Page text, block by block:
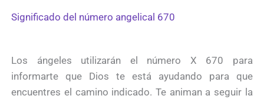
Significado del número angelical 670
Los ángeles utilizarán el número X 670 para
informarte que Dios te está ayudando para que
encuentres el camino indicado. Te animan a seguir la